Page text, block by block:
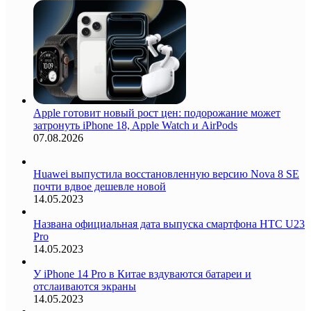
Apple готовит новый рост цен: подорожание может
затронуть iPhone 18, Apple Watch и AirPods
07.08.2026
Huawei выпустила восстановленную версию Nova 8 SE
почти вдвое дешевле новой
14.05.2023
Названа официальная дата выпуска смартфона HTC U23
Pro
14.05.2023
У iPhone 14 Pro в Китае вздуваются батареи и
отслаиваются экраны
14.05.2023